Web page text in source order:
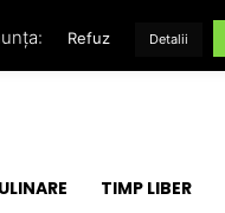
TIMP LIBER
Refuz Detalii